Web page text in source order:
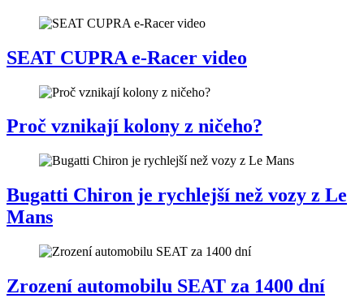
SEAT CUPRA e-Racer video
Proč vznikají kolony z ničeho?
Bugatti Chiron je rychlejší než vozy z Le
Mans
Zrození automobilu SEAT za 1400 dní